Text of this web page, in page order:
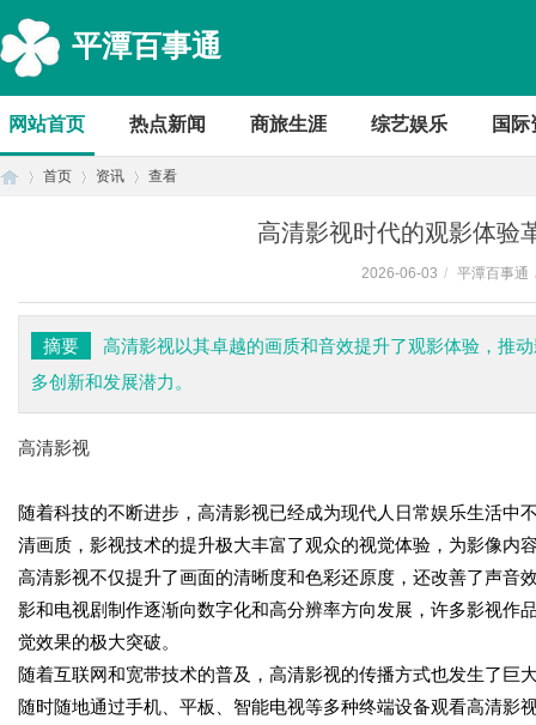
平潭百事通
网站首页 热点新闻 商旅生涯 综艺娱乐 国际
首页 资讯 查看
高清影视时代的观影体验
2026-06-03 / 平潭百事通
摘要
高清影视以其卓越的画质和音效提升了观影体验，推
多创新和发展潜力。
高清影视
随着科技的不断进步，高清影视已经成为现代人日常娱乐生活中
清画质，影视技术的提升极大丰富了观众的视觉体验，为影像内
高清影视不仅提升了画面的清晰度和色彩还原度，还改善了声音
影和电视剧制作逐渐向数字化和高分辨率方向发展，许多影视作
觉效果的极大突破。
随着互联网和宽带技术的普及，高清影视的传播方式也发生了
随时随地通过手机、平板、智能电视等多种终端设备观看高清